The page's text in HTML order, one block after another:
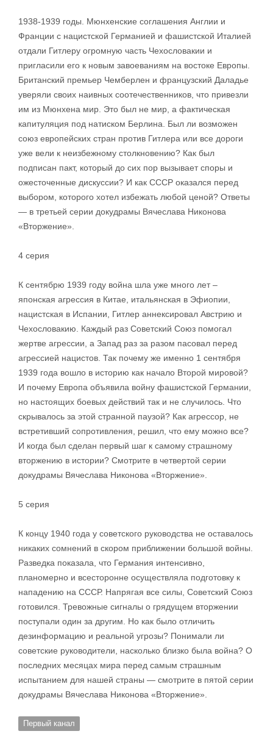
1938-1939 годы. Мюнхенские соглашения Англии и
Франции с нацистской Германией и фашистской Италией
отдали Гитлеру огромную часть Чехословакии и
пригласили его к новым завоеваниям на востоке Европы.
Британский премьер Чемберлен и французский Даладье
уверяли своих наивных соотечественников, что привезли
им из Мюнхена мир. Это был не мир, а фактическая
капитуляция под натиском Берлина. Был ли возможен
союз европейских стран против Гитлера или все дороги
уже вели к неизбежному столкновению? Как был
подписан пакт, который до сих пор вызывает споры и
ожесточенные дискуссии? И как СССР оказался перед
выбором, которого хотел избежать любой ценой? Ответы
— в третьей серии докудрамы Вячеслава Никонова
«Вторжение».
4 серия
К сентябрю 1939 году война шла уже много лет –
японская агрессия в Китае, итальянская в Эфиопии,
нацистская в Испании, Гитлер аннексировал Австрию и
Чехословакию. Каждый раз Советский Союз помогал
жертве агрессии, а Запад раз за разом пасовал перед
агрессией нацистов. Так почему же именно 1 сентября
1939 года вошло в историю как начало Второй мировой?
И почему Европа объявила войну фашистской Германии,
но настоящих боевых действий так и не случилось. Что
скрывалось за этой странной паузой? Как агрессор, не
встретивший сопротивления, решил, что ему можно все?
И когда был сделан первый шаг к самому страшному
вторжению в истории? Смотрите в четвертой серии
докудрамы Вячеслава Никонова «Вторжение».
5 серия
К концу 1940 года у советского руководства не оставалось
никаких сомнений в скором приближении большой войны.
Разведка показала, что Германия интенсивно,
планомерно и всесторонне осуществляла подготовку к
нападению на СССР. Напрягая все силы, Советский Союз
готовился. Тревожные сигналы о грядущем вторжении
поступали один за другим. Но как было отличить
дезинформацию и реальной угрозы? Понимали ли
советские руководители, насколько близко была война? О
последних месяцах мира перед самым страшным
испытанием для нашей страны — смотрите в пятой серии
докудрамы Вячеслава Никонова «Вторжение».
Первый канал